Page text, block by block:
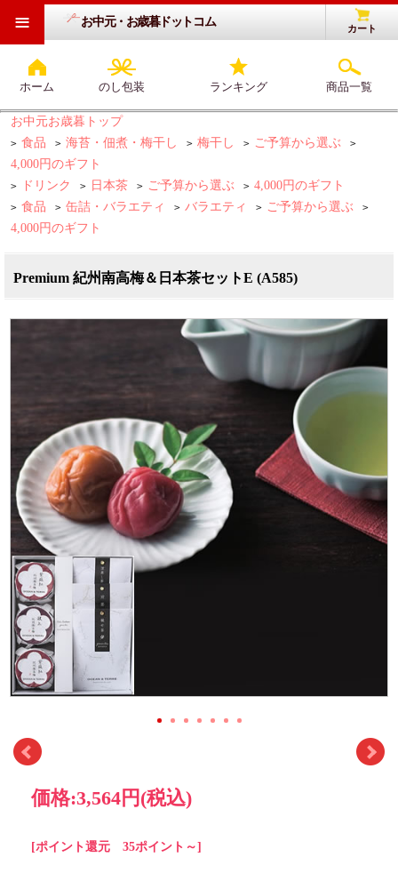
お中元・お歳暮ドットコム カート
ホーム のし包装 ランキング 商品一覧
≡
お中元お歳暮トップ
> 食品 > 海苔・佃煮・梅干し > 梅干し > ご予算から選ぶ >
4,000円のギフト
> ドリンク > 日本茶 > ご予算から選ぶ > 4,000円のギフト
> 食品 > 缶詰・バラエティ > バラエティ > ご予算から選ぶ >
4,000円のギフト
Premium 紀州南高梅＆日本茶セットE (A585)
価格:3,564円 (税込)
[ポイント還元 35ポイント～]